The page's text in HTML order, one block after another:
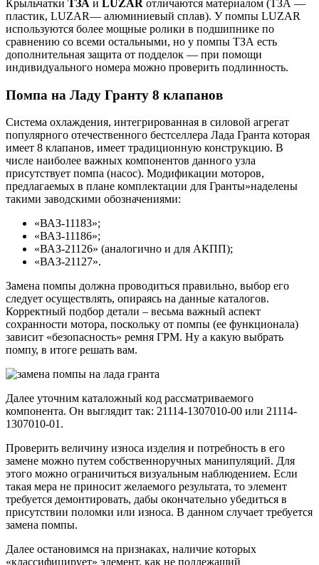
Крыльчатки ТЗА и LUZAR отличаются материалом (ТЗА —
пластик, LUZAR— алюминиевый сплав). У помпы LUZAR
используются более мощные ролики в подшипнике по
сравнению со всеми остальными, но у помпы ТЗА есть
дополнительная защита от подделок — при помощи
индивидуального номера можно проверить подлинность.
Помпа на Ладу Гранту 8 клапанов
Система охлаждения, интегрированная в силовой агрегат
популярного отечественного бестселлера Лада Гранта которая
имеет 8 клапанов, имеет традиционную конструкцию. В
числе наиболее важных компонентов данного узла
присутствует помпа (насос). Модификации моторов,
предлагаемых в плане комплектации для Гранты»наделены
такими заводскими обозначениями:
«ВАЗ-11183»;
«ВАЗ-11186»;
«ВАЗ-21126» (аналогично и для АКПП);
«ВАЗ-21127».
Замена помпы должна проводиться правильно, выбор его
следует осуществлять, опираясь на данные каталогов.
Корректный подбор детали – весьма важный аспект
сохранности мотора, поскольку от помпы (ее функционала)
зависит «безопасность» ремня ГРМ. Ну а какую выбрать
помпу, в итоге решать вам.
Далее уточним каталожный код рассматриваемого
компонента. Он выглядит так: 21114-1307010-00 или 21114-
1307010-01.
Проверить величину износа изделия и потребность в его
замене можно путем собственноручных манипуляций. Для
этого можно ограничиться визуальным наблюдением. Если
такая мера не приносит желаемого результата, то элемент
требуется демонтировать, дабы окончательно убедиться в
присутствии поломки или износа. В данном случает требуется
замена помпы.
Далее остановимся на признаках, наличие которых
«классифицирует» элемент, как не подлежащий